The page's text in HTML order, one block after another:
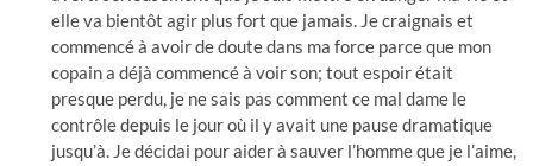
elle va bientôt agir plus fort que jamais. Je craignais et
commencé à avoir de doute dans ma force parce que mon
copain a déjà commencé à voir son; tout espoir était
presque perdu, je ne sais pas comment ce mal dame le
contrôle depuis le jour où il y avait une pause dramatique
jusqu’à. Je décidai pour aider à sauver l’homme que je l’aime,